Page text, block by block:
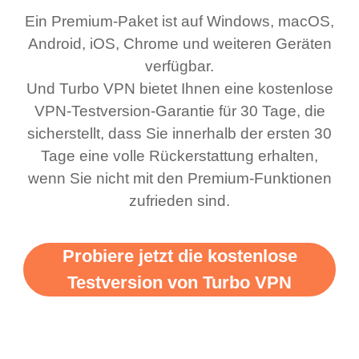
was a scam but now I
use it I am just
bewildered at how good
this app is and even if
there is ads I know it’s to
support this amazing
vpn honestly you should
put more ads to grant us
WiFi but honestly the
WiFi is already fast
schnelle, staible
Verbindung her. Dabei
sind mehrere kostenlose
Netzwerke verfügbar,
die man wechseln kann.
Ganz einfach. Mein
Favorit. Das Beste
daran ist, dass ich bis
Werbung gesehen habe,
seit ich den kostenlosen
Ein Premium-Paket ist auf Windows, macOS,
Android, iOS, Chrome und weiteren Geräten
verfügbar.
Und Turbo VPN bietet Ihnen eine kostenlose
VPN-Testversion-Garantie für 30 Tage, die
sicherstellt, dass Sie innerhalb der ersten 30
Tage eine volle Rückerstattung erhalten,
wenn Sie nicht mit den Premium-Funktionen
zufrieden sind.
Probiere jetzt die kostenlose
Testversion von Turbo VPN